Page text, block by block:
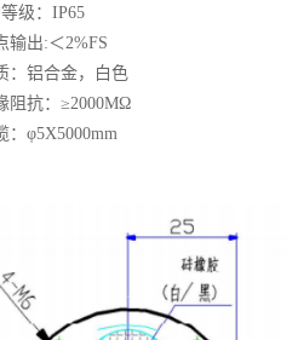
级：IP65
输出:＜2%FS
：铝合金，白色
阻抗：≥2000MΩ
： φ5X5000mm